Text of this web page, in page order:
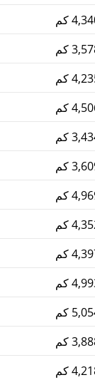
كم
كم
كم
كم
كم
كم
كم
كم
كم
كم
كم
كم
كم